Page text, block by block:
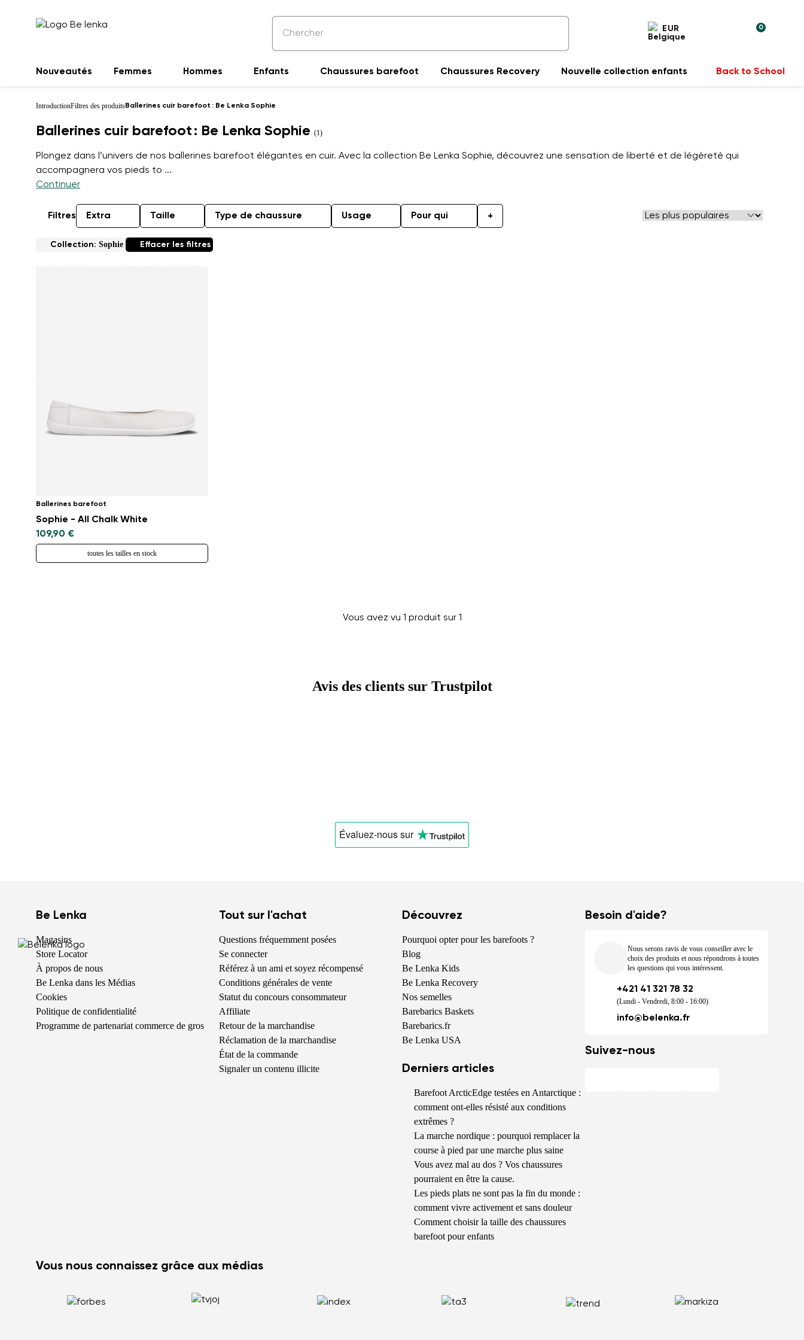
EUR 0
Nouveautés Femmes Hommes Enfants Chaussures barefoot Chaussures Recovery Nouvelle collection enfants Back to School
IntroductionFiltres des produitsBallerines cuir barefoot : Be Lenka Sophie
Ballerines cuir barefoot : Be Lenka Sophie (1)
Plongez dans l’univers de nos ballerines barefoot élégantes en cuir. Avec la collection Be Lenka Sophie, découvrez une sensation de liberté et de légèreté qui
accompagnera vos pieds to ...
Continuer
Filtres Extra Taille Type de chaussure Usage Pour qui +
Collection: Sophie Effacer les filtres
Ballerines barefoot
Sophie - All Chalk White
109,90 €
toutes les tailles en stock
Vous avez vu 1 produit sur 1
Avis des clients sur Trustpilot
Évaluez-noussur
Be Lenka
Magasins
Store Locator
À propos de nous
Be Lenka dans les Médias
Cookies
Politique de confidentialité
Programme de partenariat commerce de gros
Tout sur l'achat
Questions fréquemment posées
Se connecter
Référez à un ami et soyez récompensé
Conditions générales de vente
Statut du concours consommateur
Affiliate
Retour de la marchandise
Réclamation de la marchandise
État de la commande
Signaler un contenu illicite
Découvrez
Pourquoi opter pour les barefoots ?
Blog
Be Lenka Kids
Be Lenka Recovery
Nos semelles
Barebarics Baskets
Barebarics.fr
Be Lenka USA
Derniers articles
Barefoot ArcticEdge testées en Antarctique :
comment ont-elles résisté aux conditions
extrêmes ?
La marche nordique : pourquoi remplacer la
course à pied par une marche plus saine
Vous avez mal au dos ? Vos chaussures
pourraient en être la cause.
Les pieds plats ne sont pas la fin du monde :
comment vivre activement et sans douleur
Comment choisir la taille des chaussures
barefoot pour enfants
Besoin d'aide?
Nous serons ravis de vous conseiller avec le
choix des produits et nous répondrons à toutes
les questions qui vous intéressent.
+421 41 321 78 32
(Lundi - Vendredi, 8:00 - 16:00)
info@belenka.fr
Suivez-nous
Vous nous connaissez grâce aux médias